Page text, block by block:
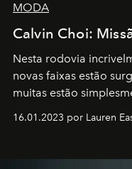
MODA
Calvin Choi:
Nesta rodovia
novas faixas estão
muitas estão
transportador AMTD
por propósitos, com
16.01.2023 por Lauren